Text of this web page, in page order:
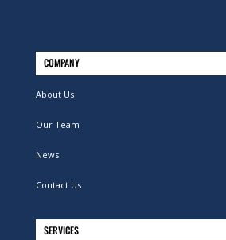
COMPANY
About Us
Our Team
News
Contact Us
SERVICES